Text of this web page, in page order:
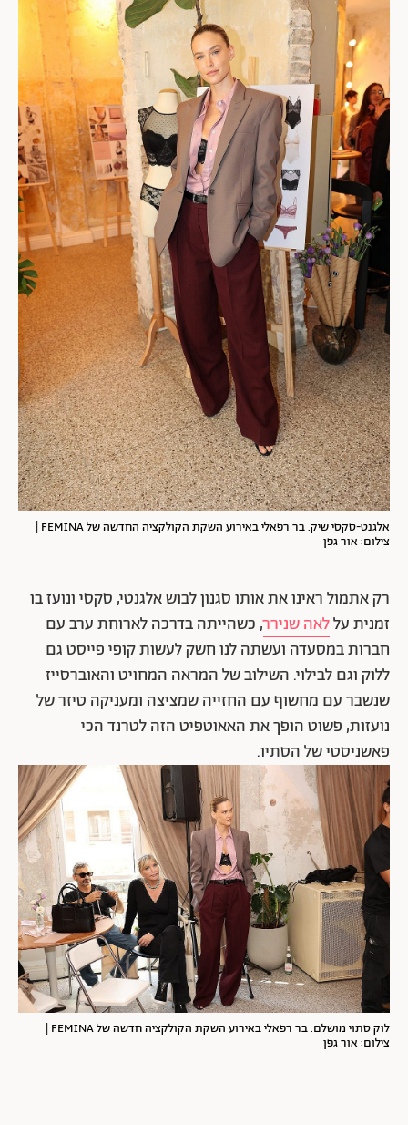
אלגנט-סקסי שיק. בר רפאלי באירוע השקת הקולקציה החדשה של FEMINA |
צילום: אור גפן
רק אתמול ראינו את אותו סגנון לבוש אלגנטי, סקסי ונועז בו
זמנית עללאה שנירר, כשהייתה בדרכה לארוחת ערב עם
חברות במסעדה ועשתה לנו חשק לעשות קופי פייסט גם
ללוק וגם לבילוי. השילוב של המראה המחויט והאוברסייז
שנשבר עם מחשוף עם החזייה שמציצה ומעניקה טיזר של
נועזות, פשוט הופך את האאוטפיט הזה לטרנד הכי
פאשניסטי של הסתיו.
לוק סתוי מושלם. בר רפאלי באירוע השקת הקולקציה חדשה של FEMINA |
צילום: אור גפן